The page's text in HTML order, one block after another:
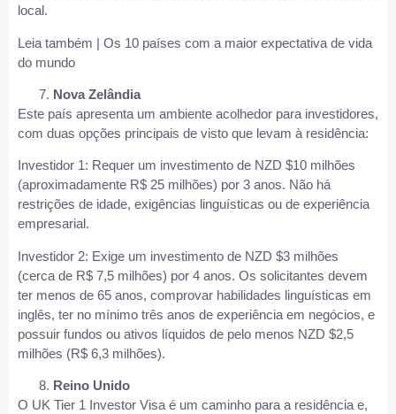
local.
Leia também | Os 10 países com a maior expectativa de vida
do mundo
Nova Zelândia
Este país apresenta um ambiente acolhedor para investidores,
com duas opções principais de visto que levam à residência:
Investidor 1: Requer um investimento de NZD $10 milhões
(aproximadamente R$ 25 milhões) por 3 anos. Não há
restrições de idade, exigências linguísticas ou de experiência
empresarial.
Investidor 2: Exige um investimento de NZD $3 milhões
(cerca de R$ 7,5 milhões) por 4 anos. Os solicitantes devem
ter menos de 65 anos, comprovar habilidades linguísticas em
inglês, ter no mínimo três anos de experiência em negócios, e
possuir fundos ou ativos líquidos de pelo menos NZD $2,5
milhões (R$ 6,3 milhões).
Reino Unido
O UK Tier 1 Investor Visa é um caminho para a residência e,